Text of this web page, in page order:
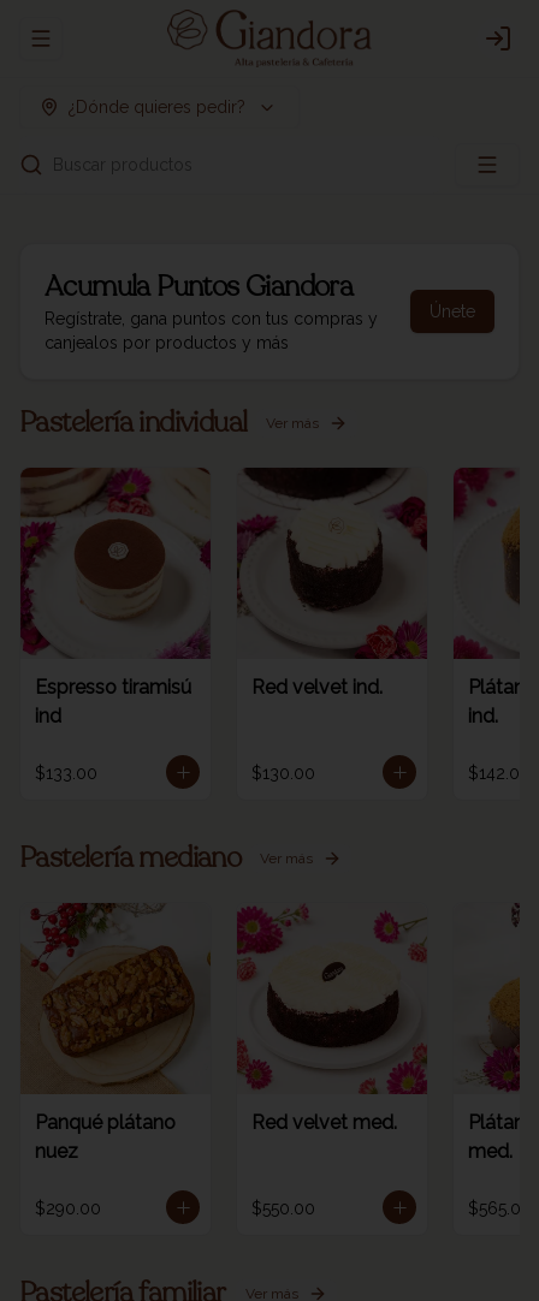
Abrir menu de navegación
¿Dónde quieres pedir?
Buscar productos
AcumulaPuntos Giandora
Regístrate, gana puntos con tus compras y
canjealos por productos y más
Únete
Pastelería individual Ver más
Espresso tiramisú
ind
$133.00
Red velvet ind.
$130.00
ind.
$142.00
Pastelería mediano Ver más
Panqué plátano
nuez
$290.00
Red velvet med.
$550.00
med.
$565.00
Ver más